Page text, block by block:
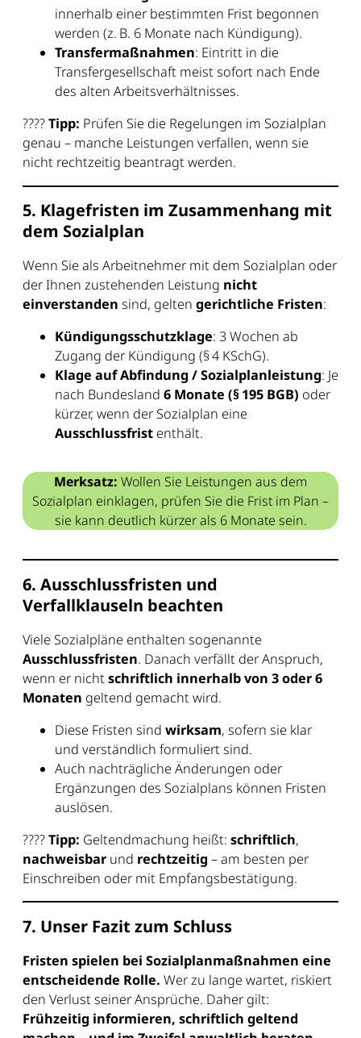
innerhalb einer bestimmten Frist begonnen
werden (z. B. 6 Monate nach Kündigung).
Transfermaßnahmen: Eintritt in die
Transfergesellschaft meist sofort nach Ende
des alten Arbeitsverhältnisses.
????Tipp: Prüfen Sie die Regelungen im Sozialplan
genau – manche Leistungen verfallen, wenn sie
nicht rechtzeitig beantragt werden.
5. Klagefristen im Zusammenhang mit
dem Sozialplan
Wenn Sie als Arbeitnehmer mit dem Sozialplan oder
der Ihnen zustehenden Leistung nicht
einverstanden sind, gelten gerichtliche Fristen:
Kündigungsschutzklage: 3 Wochen ab
Zugang der Kündigung (§ 4 KSchG).
Klage auf Abfindung / Sozialplanleistung: Je
nach Bundesland 6 Monate (§ 195 BGB) oder
kürzer, wenn der Sozialplan eine
Ausschlussfrist enthält.
Merksatz: Wollen Sie Leistungen aus dem
Sozialplan einklagen, prüfen Sie die Frist im Plan –
sie kann deutlich kürzer als 6 Monate sein.
6. Ausschlussfristen und
Verfallklauseln beachten
Viele Sozialpläne enthalten sogenannte
Ausschlussfristen. Danach verfällt der Anspruch,
wenn er nichtschriftlich innerhalb von 3 oder 6
Monaten geltend gemacht wird.
Diese Fristen sind wirksam, sofern sie klar
und verständlich formuliert sind.
Auch nachträgliche Änderungen oder
Ergänzungen des Sozialplans können Fristen
auslösen.
????Tipp: Geltendmachung heißt: schriftlich,
nachweisbar und rechtzeitig – am besten per
Einschreiben oder mit Empfangsbestätigung.
7. Unser Fazit zum Schluss
Fristen spielen bei Sozialplanmaßnahmen eine
entscheidende Rolle. Wer zu lange wartet, riskiert
den Verlust seiner Ansprüche. Daher gilt:
Frühzeitig informieren, schriftlich geltend